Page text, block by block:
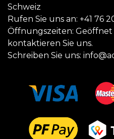
Schweiz
Rufen Sie uns an: +41 76
Öffnungszeiten:
kontaktieren Sie uns.
Schreiben Sie uns: